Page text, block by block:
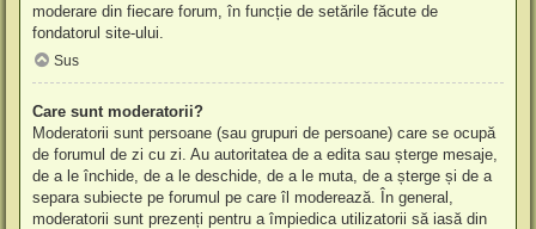
moderare din fiecare forum, în funcție de setările făcute de
fondatorul site-ului.
Sus
Care sunt moderatorii?
Moderatorii sunt persoane (sau grupuri de persoane) care se ocupă
de forumul de zi cu zi. Au autoritatea de a edita sau șterge mesaje,
de a le închide, de a le deschide, de a le muta, de a șterge și de a
separa subiecte pe forumul pe care îl moderează. În general,
moderatorii sunt prezenți pentru a împiedica utilizatorii să iasă din